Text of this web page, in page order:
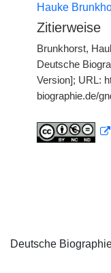
Hauke
Zitierweise
Brunkhorst,
Deutsche
Version]; URL:
biographie.de/
Deutsche Biographie